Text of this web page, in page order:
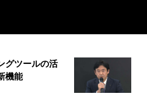
グツールの活
機能